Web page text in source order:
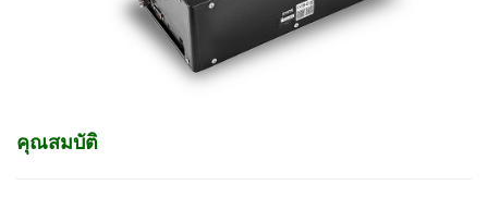
คุณสมบัติ